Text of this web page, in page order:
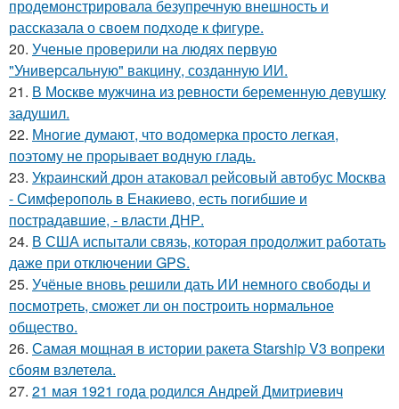
продемонстрировала безупречную внешность и
рассказала о своем подходе к фигуре.
20. Ученые проверили на людях первую
"Универсальную" вакцину, созданную ИИ.
21. В Москве мужчина из ревности беременную девушку
задушил.
22. Многие думают, что водомерка просто легкая,
поэтому не прорывает водную гладь.
23. Украинский дрон атаковал рейсовый автобус Москва
- Симферополь в Енакиево, есть погибшие и
пострадавшие, - власти ДНР.
24. В США испытали связь, которая продолжит работать
даже при отключении GPS.
25. Учёные вновь решили дать ИИ немного свободы и
посмотреть, сможет ли он построить нормальное
общество.
26. Самая мощная в истории ракета Starship V3 вопреки
сбоям взлетела.
27. 21 мая 1921 года родился Андрей Дмитриевич